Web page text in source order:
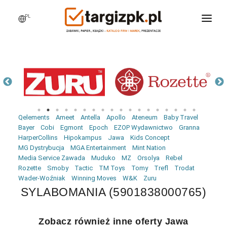
PL
PRODUKTY
AKTUALNOŚCI
LOGOWANIE
REJESTRACJA
Qelements Ameet Antella Apollo Ateneum
Baby Travel
Bayer
Cobi Egmont Epoch EZOP Wydawnictwo
Granna
HarperCollins
Hipokampus Jawa
Kids Concept
MG Dystrybucja
MGA Entertainment
Mint Nation
Media Service Zawada
Muduko MZ Orsolya
Rebel
Rozette
Smoby Tactic TM Toys Tomy Trefl
Trodat
Wader-Woźniak
Winning Moves W&K Zuru
SYLABOMANIA (5901838000765)
Zobacz również inne oferty Jawa